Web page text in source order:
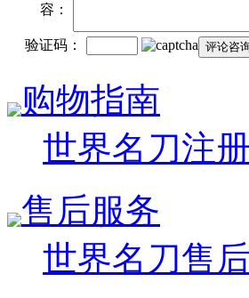
容：
验证码：
购物指南
世界名刀注
售后服务
世界名刀售